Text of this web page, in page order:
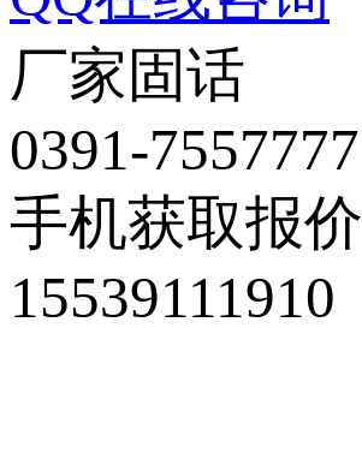
厂家固话
0391-7557777
手机获取报价
15539111910